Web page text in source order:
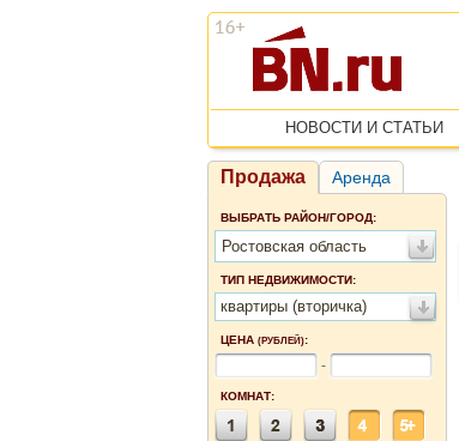
НОВОСТИ И СТАТЬИ
Продажа Аренда
ВЫБРАТЬ РАЙОН/ГОРОД:
Ростовская область
ТИП НЕДВИЖИМОСТИ:
квартиры (вторичка)
ЦЕНА (РУБЛЕЙ):
-
КОМНАТ: